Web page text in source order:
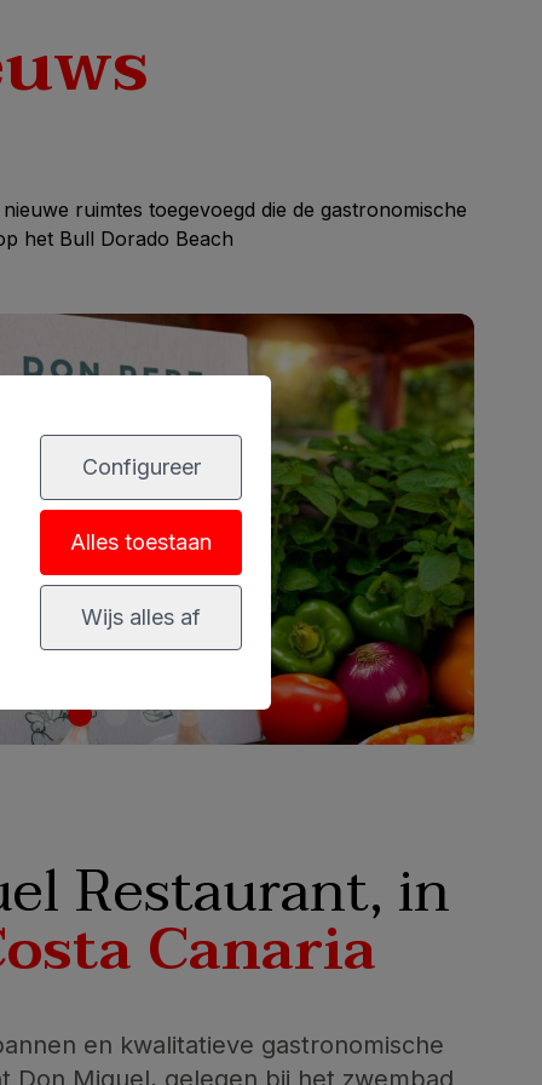
ruimtes toegevoegd die de gastronomische
het Bull Dorado Beach
Restaurant, in
Canaria
en kwalitatieve gastronomische
Don Miguel, gelegen bij het zwembad
Configureer
Alles toestaan
Wijs alles af